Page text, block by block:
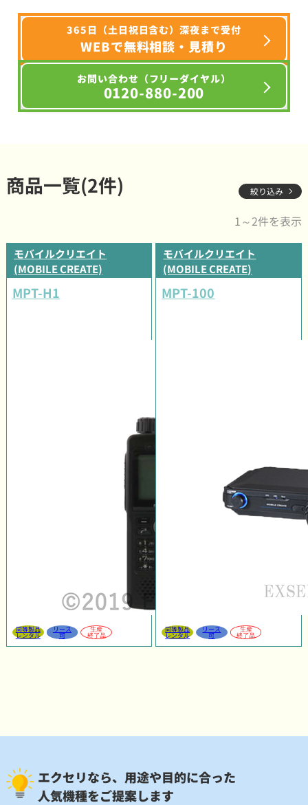
365日（土日祝日含む）深夜まで受付
WEBで無料相談・見積り
お問い合わせ（フリーダイヤル）
0120-880-200
商品一覧(2件) 絞り込み
1～2件を表示
モバイルクリエイト
(MOBILE CREATE)
MPT-H1
同等製品
レンタル
リース
可
生産
終了品
モバイルクリエイト
(MOBILE CREATE)
MPT-100
同等製品
レンタル
リース
可
生産
終了品
エクセリなら、用途や目的に合った
人気機種をご提案します